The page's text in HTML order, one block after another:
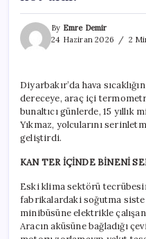
By Emre Demir
24 Haziran 2026
2
Diyarbakır’da hava
dereceye, araç içi
bunaltıcı günlerde, 15 yıllık
Yıkmaz, yolcularını
geliştirdi.
KAN TER İÇİNDE BİNENİ
Eski klima sektörü
fabrikalardaki soğutma
minibüsüne elektrikle çalışan
Aracın aküsüne bağladığı